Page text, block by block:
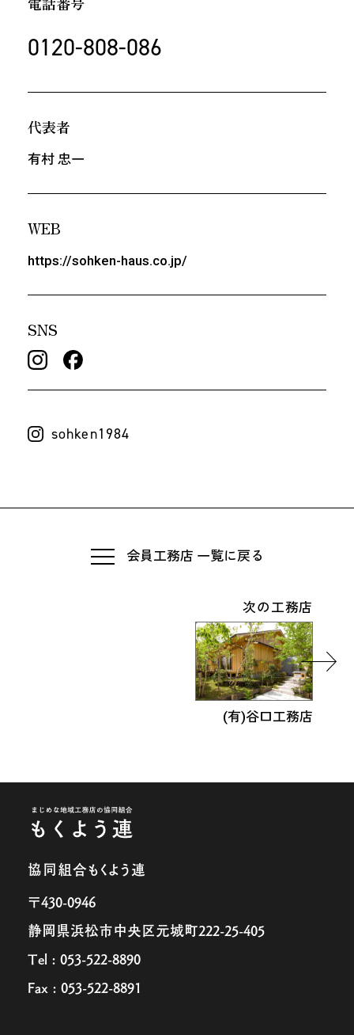
0120-808-086
代表者
有村 忠一
WEB
https://sohken-haus.co.jp/
SNS
sohken1984
会員工務店 一覧に戻る
次の工務店
(有)谷口工務店
協同組合もくよう連
〒430-0946
静岡県浜松市中央区元城町222-25-405
Tel : 053-522-8890
Fax : 053-522-8891